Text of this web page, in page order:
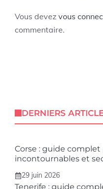
Vous devez vous
commentaire.
DERNIERS
Corse : guide
incontournables et
29 juin 2026
Tenerife : guide